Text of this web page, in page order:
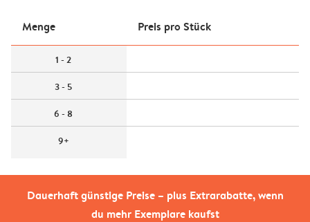
Dauerhaft günstige Preise – plus Extrarabatte, wenn
du mehr Exemplare kaufst
Menge Preis pro Stück
1 - 2
3 - 5
6 - 8
9+